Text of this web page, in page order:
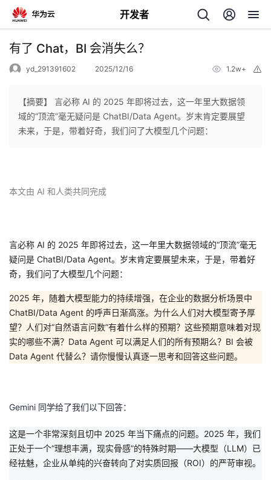
开发者
返
发
者
我
的
客
我
论
坛
的
圈
子
我
的
直
我
的
我
有了 Chat，BI 会消失么？
yd_291391602 2025/12/16 1.2w+
【摘要】 言必称 AI 的 2025 年即将过去，这一年里大数据领
域的“顶流”毫无疑问是 ChatBI/Data Agent。岁末肯定要展望
未来，于是，带着好奇，我们问了大模型几个问题：
本文由 AI 和人类共同完成
言必称 AI 的 2025 年即将过去，这一年里大数据领域的“顶流”毫无
疑问是 ChatBI/Data Agent。岁末肯定要展望未来，于是，带着好
奇，我们问了大模型几个问题：
2025 年，随着大模型能力的持续增强，在企业的数据分析场景中
ChatBI/Data Agent 的呼声日渐高涨。为什么人们对大模型寄予厚
望？人们对“自然语言问数”有着什么样的预期？这些预期意味着对现
实的哪些不满？Data Agent 可以满足人们的所有预期么？BI 会被
Data Agent 代替么？请你慢慢认真逐一思考和回答这些问题。
Gemini 同学给了我们以下回答：
这是一个非常深刻且切中 2025 年当下痛点的问题。2025 年，我们
正处于一个“理想丰满，现实骨感”的特殊时期——大模型（LLM）已
经祛魅，企业从单纯的兴奋转向了对实质回报（ROI）的严苛审视。